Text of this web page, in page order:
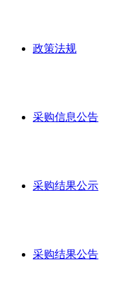
政策法规
采购信息公告
采购结果公示
采购结果公告